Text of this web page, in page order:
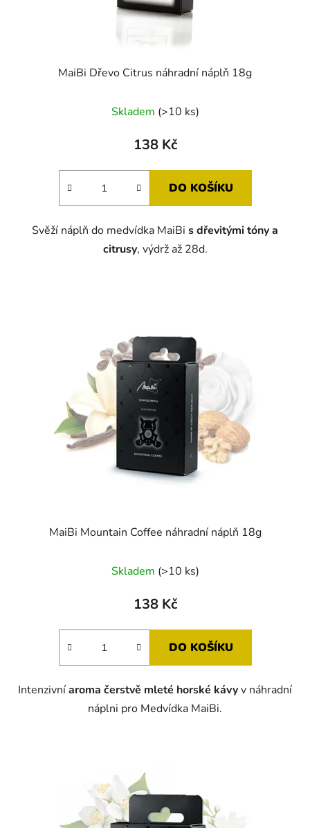
MaiBi Dřevo Citrus náhradní náplň 18g
Skladem (>10 ks)
138 Kč
DO KOŠÍKU
Svěží náplň do medvídka MaiBi s dřevitými tóny a
citrusy, výdrž až 28d.
MaiBi Mountain Coffee náhradní náplň 18g
hodnocení
produktu
5,0
hvězdiček.
Skladem (>10 ks)
138 Kč
DO KOŠÍKU
Intenzivníaroma čerstvě mleté horské kávyv náhradní
náplni pro Medvídka MaiBi.